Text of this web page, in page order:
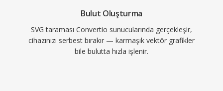
Bulut Oluşturma
SVG taraması Convertio sunucularında gerçekleşir,
cihazınızı serbest bırakır — karmaşık vektör grafikler
bile bulutta hızla işlenir.